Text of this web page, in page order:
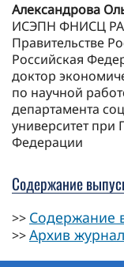
Александрова
ИСЭПН ФНИСЦ
Правительстве
Российская
доктор
по научной
департамента
университет при
Федерации
Содержание
>> Содержание
>>Архив